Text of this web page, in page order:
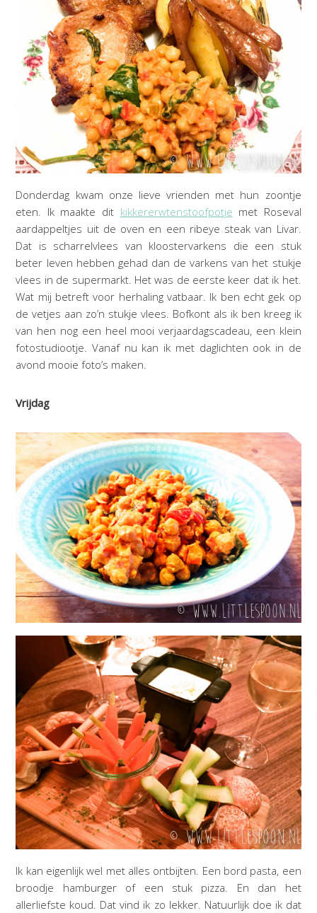
Donderdag kwam onze lieve vrienden met hun zoontje
eten. Ik maakte dit kikkererwtenstoofpotje met Roseval
aardappeltjes uit de oven en een ribeye steak van Livar.
Dat is scharrelvlees van kloostervarkens die een stuk
beter leven hebben gehad dan de varkens van het stukje
vlees in de supermarkt. Het was de eerste keer dat ik het.
Wat mij betreft voor herhaling vatbaar. Ik ben echt gek op
de vetjes aan zo’n stukje vlees. Bofkont als ik ben kreeg ik
van hen nog een heel mooi verjaardagscadeau, een klein
fotostudiootje. Vanaf nu kan ik met daglichten ook in de
avond mooie foto’s maken.
Vrijdag
Ik kan eigenlijk wel met alles ontbijten. Een bord pasta, een
broodje hamburger of een stuk pizza. En dan het
allerliefste koud. Dat vind ik zo lekker. Natuurlijk doe ik dat